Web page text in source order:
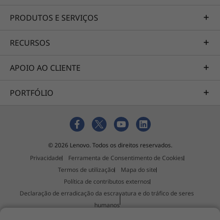
PRODUTOS E SERVIÇOS
RECURSOS
APOIO AO CLIENTE
PORTFÓLIO
© 2026 Lenovo. Todos os direitos reservados.
Privacidade
Ferramenta de Consentimento de Cookies
Termos de utilização
Mapa do site
Política de contributos externos
Declaração de erradicação da escravatura e do tráfico de seres
humanos